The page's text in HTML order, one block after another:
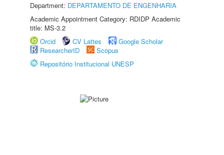
Department: DEPARTAMENTO DE ENGENHARIA
Academic Appointment Category: RDIDP Academic
title: MS-3.2
Orcid
CV Lattes
Google Scholar
ResearcherID
Scopus
Repositório Institucional UNESP